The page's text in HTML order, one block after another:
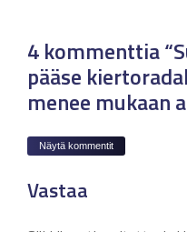
4 kommenttia
pääse
menee mukaan
Näytä kommentit
Vastaa